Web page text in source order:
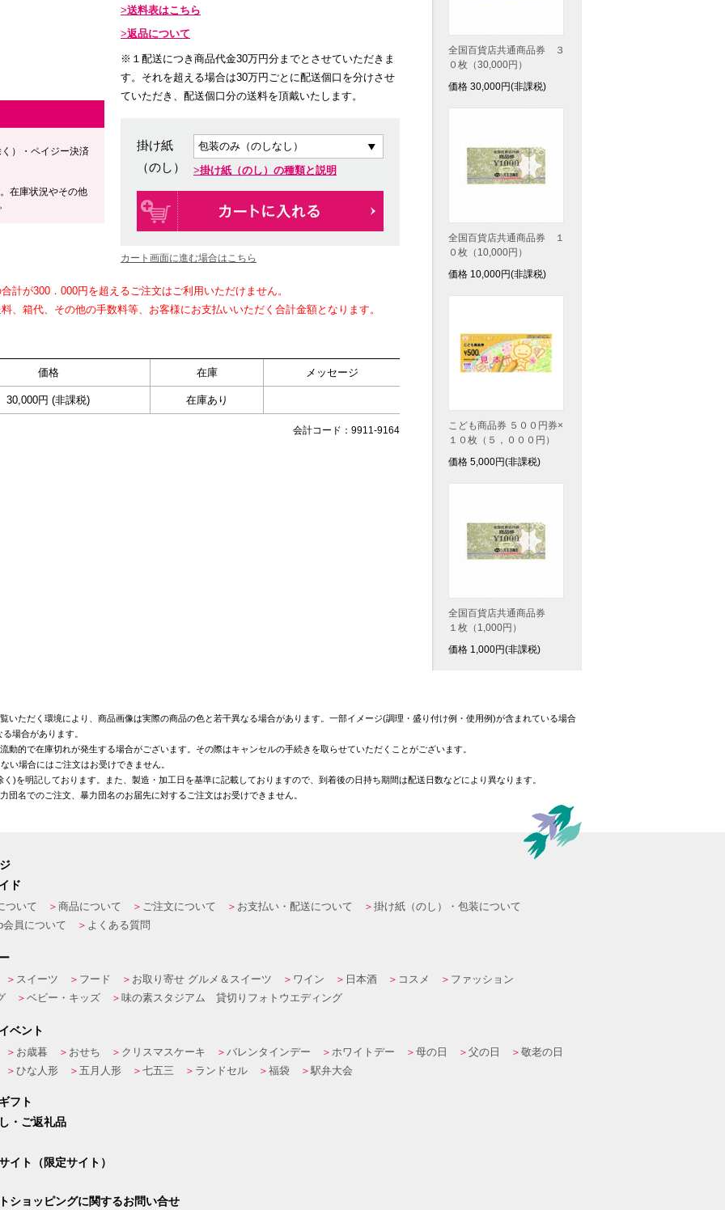
）・ペイジー決済
在庫状況やその他
送料表はこちら
返品について
※１配送につき商品代金30万円分までとさせていただきま
す。それを超える場合は30万円ごとに配送個口を分けさせ
ていただき、配送個口分の送料を頂戴いたします。
掛け紙
（のし）
掛け紙（のし）の種類と説明
カート画面に進む場合はこちら
が300．000円を超えるご注文はご利用いただけません。
箱代、その他の手数料等、お客様にお支払いいただく合計金額となります。
価格 在庫 メッセージ
30,000円 (非課税) 在庫あり
会計コード：9911-9164
全国百貨店共通商品券 ３
０枚（30,000円）
価格 30,000円(非課税)
全国百貨店共通商品券 １
０枚（10,000円）
価格 10,000円(非課税)
こども商品券 ５００円券×
１０枚（５，０００円）
価格 5,000円(非課税)
全国百貨店共通商品券
１枚（1,000円）
価格 1,000円(非課税)
いただく環境により、商品画像は実際の商品の色と若干異なる場合があります。一部イメージ(調理・盛り付け例・使用例)が含まれている場合
場合があります。
動的で在庫切れが発生する場合がございます。その際はキャンセルの手続きを取らせていただくことがございます。
い場合にはご注文はお受けできません。
)を明記しております。また、製造・加工日を基準に記載しておりますので、到着後の日持ち期間は配送日数などにより異なります。
名でのご注文、暴力団名のお届先に対するご注文はお受けできません。
ド
ついて 商品について ご注文について お支払い・配送について
掛け紙（のし）・包装について
会員について
よくある質問
スイーツ フード お取り寄せ グルメ＆スイーツ ワイン 日本酒 コスメ
ファッション
ベビー・キッズ 味の素スタジアム 貸切りフォトウエディング
ベント
お歳暮 おせち クリスマスケーキ バレンタインデー ホワイトデー 母の日 父の日
敬老の日
ひな人形
五月人形 七五三 ランドセル 福袋 駅弁大会
フト
・ご返礼品
イト（限定サイト）
ショッピングに関するお問い合せ